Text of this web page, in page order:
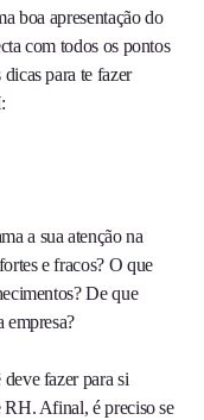
boa apresentação do
com todos os pontos
para te fazer
a sua atenção na
e fracos? O que
De que
empresa?
deve fazer para si
RH. Afinal, é preciso se